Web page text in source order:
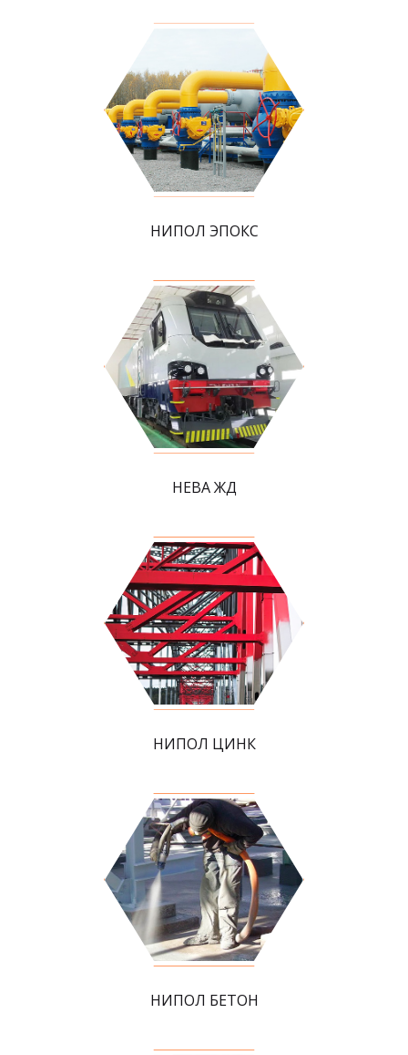
НИПОЛ ЭПОКС
НЕВА ЖД
НИПОЛ ЦИНК
НИПОЛ БЕТОН